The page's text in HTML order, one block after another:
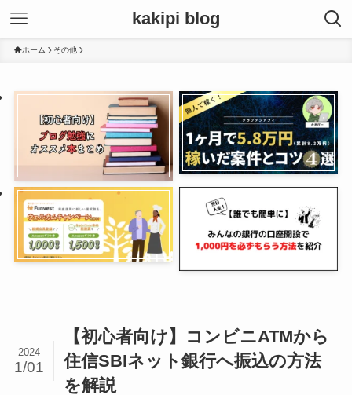
kakipi blog
ホーム その他
【初心者向け】コンビニATMから
住信SBIネット銀行へ振込の方法
を解説
2024
1/01